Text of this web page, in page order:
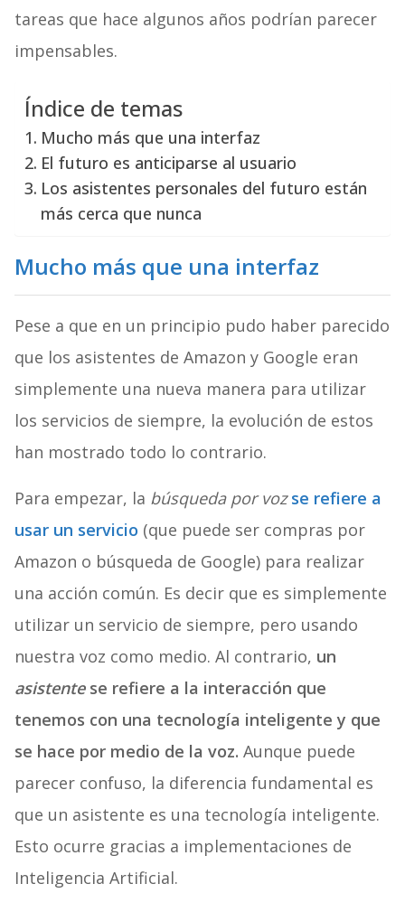
tareas que hace algunos años podrían parecer
impensables.
Índice de temas
Mucho más que una interfaz
El futuro es anticiparse al usuario
Los asistentes personales del futuro están
más cerca que nunca
Mucho más que una interfaz
Pese a que en un principio pudo haber parecido
que los asistentes de Amazon y Google eran
simplemente una nueva manera para utilizar
los servicios de siempre, la evolución de estos
han mostrado todo lo contrario.
Para empezar, la búsqueda por vozse refiere a
usar un servicio (que puede ser compras por
Amazon o búsqueda de Google) para realizar
una acción común. Es decir que es simplemente
utilizar un servicio de siempre, pero usando
nuestra voz como medio. Al contrario, un
asistente se refiere a la interacción que
tenemos con una tecnología inteligente y que
se hace por medio de la voz. Aunque puede
parecer confuso, la diferencia fundamental es
que un asistente es una tecnología inteligente.
Esto ocurre gracias a implementaciones de
Inteligencia Artificial.